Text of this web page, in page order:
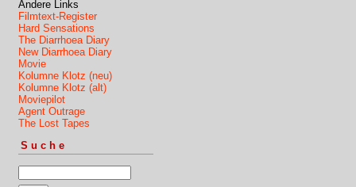
Andere Links
Filmtext-Register
Hard Sensations
The Diarrhoea Diary
New Diarrhoea Diary
Movie
Kolumne Klotz (neu)
Kolumne Klotz (alt)
Moviepilot
Agent Outrage
The Lost Tapes
Suche